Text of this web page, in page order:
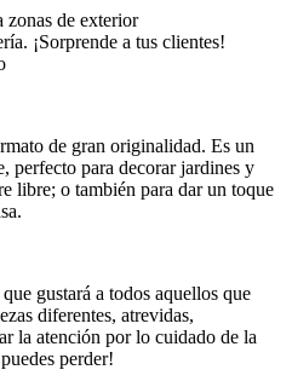
zonas de exterior
¡Sorprende a tus clientes!
de gran originalidad. Es un
perfecto para decorar jardines y
libre; o también para dar un toque
gustará a todos aquellos que
diferentes, atrevidas,
la atención por lo cuidado de la
perder!